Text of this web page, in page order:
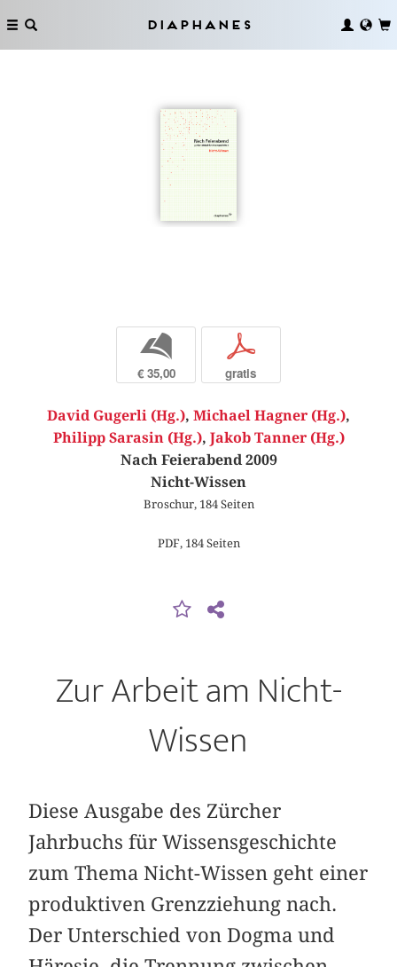
Diaphanes
b
€ 35,00
p
gratis
David Gugerli (Hg.), Michael Hagner (Hg.),
Philipp Sarasin (Hg.), Jakob Tanner (Hg.)
Nach Feierabend 2009
Nicht-Wissen
Broschur, 184 Seiten
PDF, 184 Seiten
Zur Arbeit am Nicht-
Wissen
Diese Ausgabe des Zürcher
Jahrbuchs für Wissensgeschichte
zum Thema Nicht-Wissen geht einer
produktiven Grenzziehung nach.
Der Unterschied von Dogma und